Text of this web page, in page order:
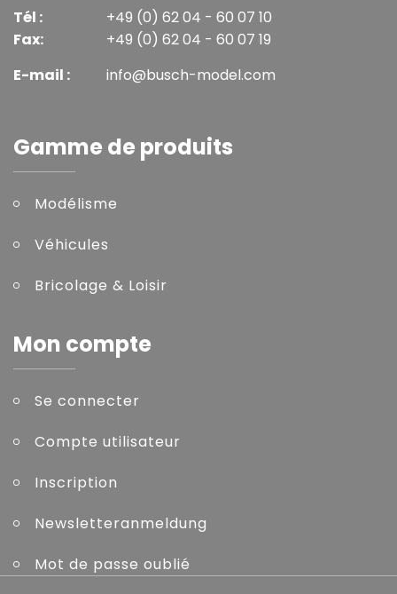
Tél :
Fax:
+49 (0) 62 04 - 60 07 10
+49 (0) 62 04 - 60 07 19
E-mail :
info@busch-model.com
Gamme de produits
Modélisme
Véhicules
Bricolage & Loisir
Mon compte
Se connecter
Compte utilisateur
Inscription
Newsletteranmeldung
Mot de passe oublié